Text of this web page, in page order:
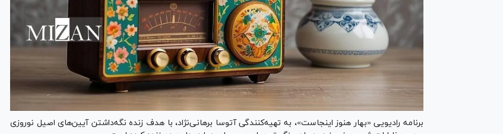
برنامه رادیویی «بهار هنوز اینجاست»، به تهیه‌کنندگی آتوسا برهانی‌نژاد، با هدف زنده نگه‌داشتن آیین‌های اصیل نوروزی